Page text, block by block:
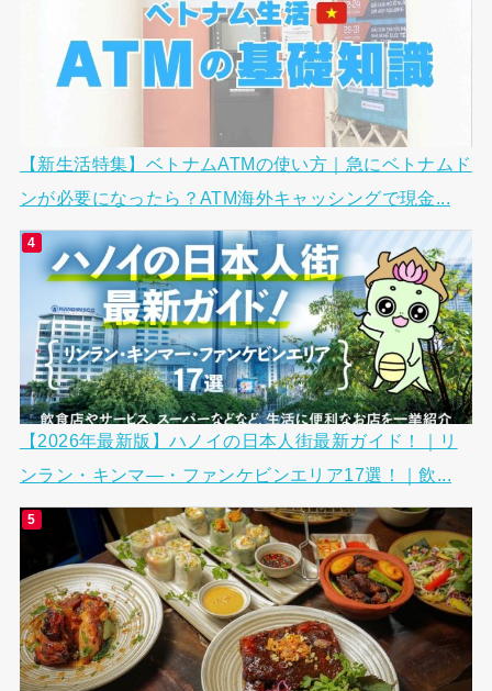
【新生活特集】ベトナムATMの使い方｜急にベトナムド
ンが必要になったら？ATM海外キャッシングで現金...
【2026年最新版】ハノイの日本人街最新ガイド！｜リ
ンラン・キンマ―・ファンケビンエリア17選！｜飲...